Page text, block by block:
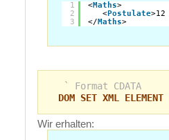
1
2
3
<Maths>
<Postulate
</Maths>
` Format CDATA
DOM SET XML ELEMENT
Wir erhalten: